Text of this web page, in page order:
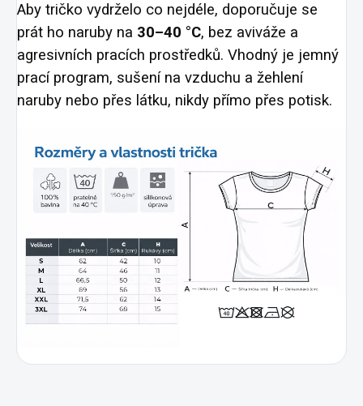
Aby tričko vydrželo co nejdéle, doporučuje se
prát ho naruby na 30–40 °C, bez aviváže a
agresivních pracích prostředků. Vhodný je jemný
prací program, sušení na vzduchu a žehlení
naruby nebo přes látku, nikdy přímo přes potisk.